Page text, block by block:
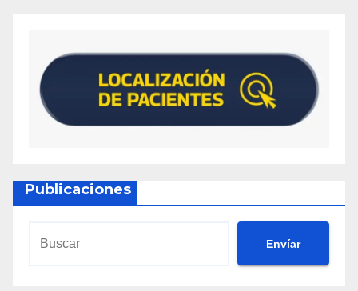
Publicaciones
Envíar